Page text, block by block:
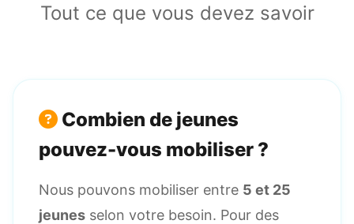
Tout ce que vous devez savoir
Combien de jeunes
pouvez-vous mobiliser ?
Nous pouvons mobiliser entre 5 et 25
jeunes selon votre besoin. Pour des